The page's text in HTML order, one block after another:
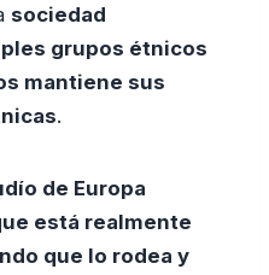
sociedad
grupos étnicos
mantiene sus
.
de Europa
está realmente
que lo rodea y